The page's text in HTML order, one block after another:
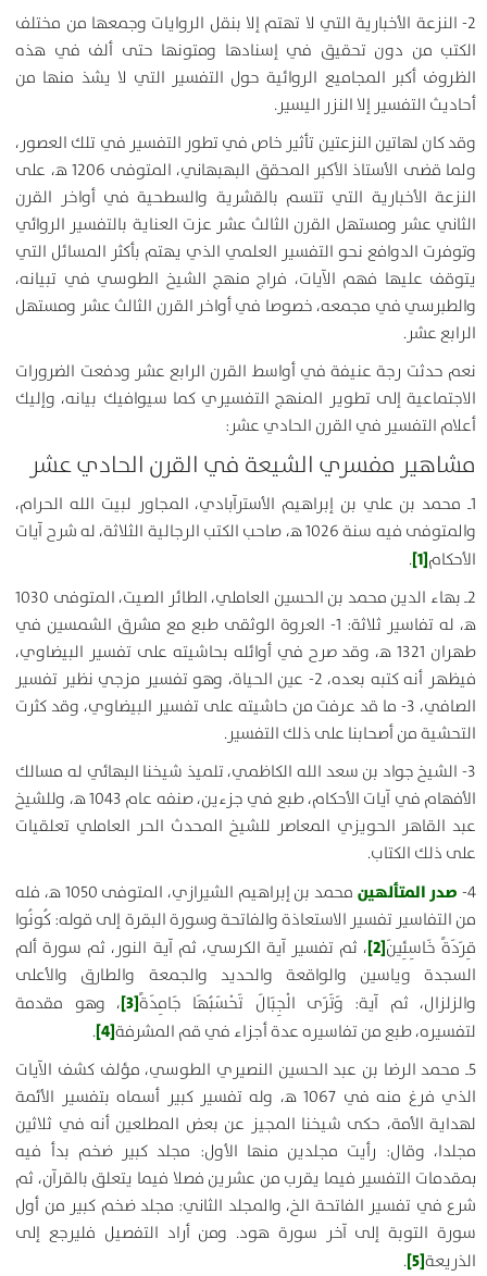
2- النزعة الأخبارية التي لا تهتم إلا بنقل الروايات وجمعها من مختلف
الكتب من دون تحقيق في إسنادها ومتونها حتى ألف في هذه
الظروف أكبر المجاميع الروائية حول التفسير التي لا يشذ منها من
أحاديث التفسير إلا النزر اليسير.
وقد كان لهاتين النزعتين تأثير خاص في تطور التفسير في تلك العصور،
ولما قضى الأستاذ الأكبر المحقق البهبهاني، المتوفى 1206 ه‍، على
النزعة الأخبارية التي تتسم بالقشرية والسطحية في أواخر القرن
الثاني عشر ومستهل القرن الثالث عشر عزت العناية بالتفسير الروائي
وتوفرت الدوافع نحو التفسير العلمي الذي يهتم بأكثر المسائل التي
يتوقف عليها فهم الآيات، فراج منهج الشيخ الطوسي في تبيانه،
والطبرسي في مجمعه، خصوصا في أواخر القرن الثالث عشر ومستهل
الرابع عشر.
نعم حدثت رجة عنيفة في أواسط القرن الرابع عشر ودفعت الضرورات
الاجتماعية إلى تطوير المنهج التفسيري كما سيوافيك بيانه، وإليك
أعلام التفسير في القرن الحادي عشر:
مشاهير مفسري الشيعة في القرن الحادي عشر
1ـ محمد بن علي بن إبراهيم الأسترآبادي، المجاور لبيت الله الحرام،
والمتوفى فيه سنة 1026 ه‍، صاحب الكتب الرجالية الثلاثة، له شرح آيات
الأحكام[1]
.
2ـ بهاء الدين محمد بن الحسين العاملي، الطائر الصيت، المتوفى 1030
ه‍، له تفاسير ثلاثة: 1- العروة الوثقى طبع مع مشرق الشمسين في
طهران 1321 ه‍، وقد صرح في أوائله بحاشيته على تفسير البيضاوي،
فيظهر أنه كتبه بعده، 2- عين الحياة، وهو تفسير مزجي نظير تفسير
الصافي، 3- ما قد عرفت من حاشيته على تفسير البيضاوي، وقد كثرت
التحشية من أصحابنا على ذلك التفسير.
3- الشيخ جواد بن سعد الله الكاظمي، تلميذ شيخنا البهائي له مسالك
الأفهام في آيات الأحكام، طبع في جزءين، صنفه عام 1043 ه‍، وللشيخ
عبد القاهر الحويزي المعاصر للشيخ المحدث الحر العاملي تعلقيات
على ذلك الكتاب.
4- صدر المتألهين
محمد بن إبراهيم الشيرازي، المتوفى 1050 ه‍، فله
من التفاسير تفسير الاستعاذة والفاتحة وسورة البقرة إلى قوله:كُونُوا
قِرَدَةً خَاسِئِينَ[2] ، ثم تفسير آية الكرسي، ثم آية النور، ثم سورة ألم
السجدة وياسين والواقعة والحديد والجمعة والطارق والأعلى
والزلزال، ثم آية: وَتَرَى الْجِبَالَ تَحْسَبُهَا جَامِدَةً[3] ، وهو مقدمة
لتفسيره، طبع من تفاسيره عدة أجزاء في قم المشرفة[4]
.
5ـ محمد الرضا بن عبد الحسين النصيري الطوسي، مؤلف كشف الآيات
الذي فرغ منه في 1067 ه‍، وله تفسير كبير أسماه بتفسير الأئمة
لهداية الأمة، حكى شيخنا المجيز عن بعض المطلعين أنه في ثلاثين
مجلدا، وقال: رأيت مجلدين منها الأول: مجلد كبير ضخم بدأ فيه
بمقدمات التفسير فيما يقرب من عشرين فصلا فيما يتعلق بالقرآن، ثم
شرع في تفسير الفاتحة الخ، والمجلد الثاني: مجلد ضخم كبير من أول
سورة التوبة إلى آخر سورة هود. ومن أراد التفصيل فليرجع إلى
الذريعة[5]
.